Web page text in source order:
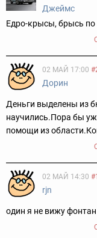
Джеймс
Едро-крысы, брысь по
02 МАЙ 17:00
Дорин
Деньги выделены из
научились.Пора бы
помощи из
02 МАЙ 14:30 #1
rjn
один я не вижу фонтан